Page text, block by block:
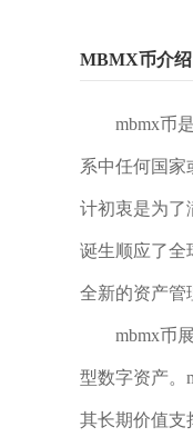
MBMX币介绍
mbmx币
系中任何国家
计初衷是为了
诞生顺应了全
全新的资产管
mbmx币
型数字资产。
其长期价值支